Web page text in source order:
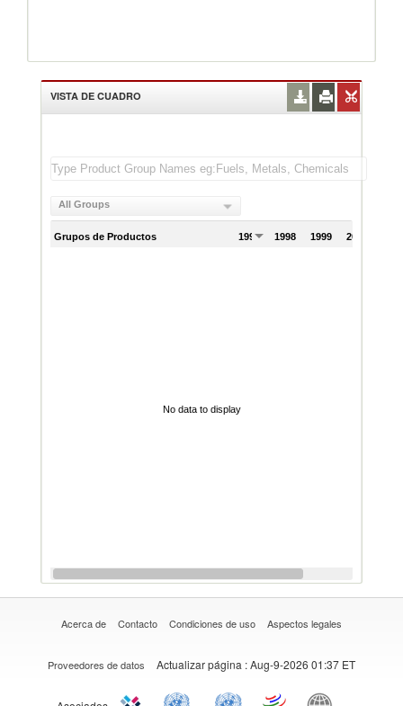
VISTA DE CUADRO
All Groups
Grupos de Productos 1997 1998 1999 2000
No data to display
Acerca de Contacto Condiciones de uso Aspectos legales
Proveedores de datos Actualizar página : Aug-9-2026 01:37 ET